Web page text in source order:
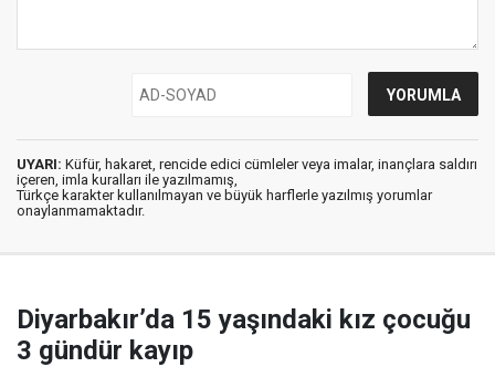
UYARI: Küfür, hakaret, rencide edici cümleler veya imalar, inançlara saldırı
içeren, imla kuralları ile yazılmamış,
Türkçe karakter kullanılmayan ve büyük harflerle yazılmış yorumlar
onaylanmamaktadır.
Diyarbakır’da 15 yaşındaki kız çocuğu
3 gündür kayıp